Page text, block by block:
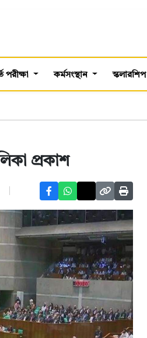
পরীক্ষা কর্মসংস্থান স্কলারশিপ
প্রকাশ